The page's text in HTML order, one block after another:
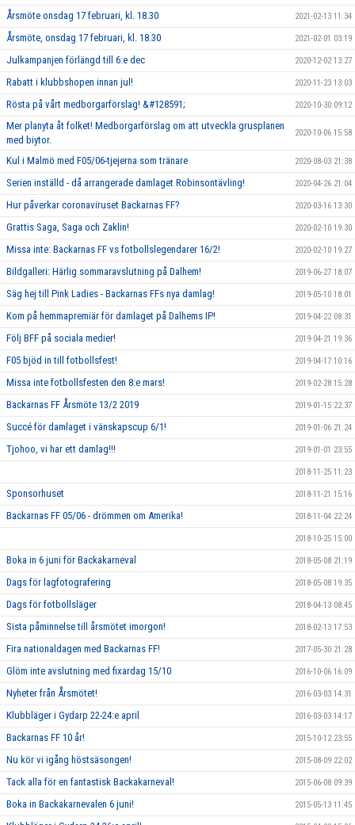
Årsmöte onsdag 17 februari, kl. 18.30 2021-02-13 11:34
Årsmöte, onsdag 17 februari, kl. 18.30 2021-02-01 03:19
Julkampanjen förlängd till 6:e dec 2020-12-02 13:27
Rabatt i klubbshopen innan jul! 2020-11-23 13:03
Rösta på vårt medborgarförslag! &#128591; 2020-10-30 09:12
Mer planyta åt folket! Medborgarförslag om att utveckla grusplanen
med biytor.
2020-10-06 15:58
Kul i Malmö med F05/06-tjejerna som tränare 2020-08-03 21:38
Serien inställd - då arrangerade damlaget Robinsontävling! 2020-04-26 21:04
Hur påverkar coronaviruset Backarnas FF? 2020-03-16 13:30
Grattis Saga, Saga och Zaklin! 2020-02-10 19:30
Missa inte: Backarnas FF vs fotbollslegendarer 16/2! 2020-02-10 19:27
Bildgalleri: Härlig sommaravslutning på Dalhem! 2019-06-27 18:07
Säg hej till Pink Ladies - Backarnas FFs nya damlag! 2019-05-10 18:01
Kom på hemmapremiär för damlaget på Dalhems IP! 2019-04-22 08:31
Följ BFF på sociala medier! 2019-04-21 19:36
F05 bjöd in till fotbollsfest! 2019-04-17 10:16
Missa inte fotbollsfesten den 8:e mars! 2019-02-28 15:28
Backarnas FF Årsmöte 13/2 2019 2019-01-15 22:37
Succé för damlaget i vänskapscup 6/1! 2019-01-06 21:24
Tjohoo, vi har ett damlag!!! 2019-01-01 23:55
2018-11-25 11:23
Sponsorhuset 2018-11-21 15:16
Backarnas FF 05/06 - drömmen om Amerika! 2018-11-04 22:24
2018-10-25 15:00
Boka in 6 juni för Backakarneval 2018-05-08 21:19
Dags för lagfotografering 2018-05-08 19:35
Dags för fotbollsläger 2018-04-13 08:45
Sista påminnelse till årsmötet imorgon! 2018-02-13 17:53
Fira nationaldagen med Backarnas FF! 2017-05-30 21:28
Glöm inte avslutning med fixardag 15/10 2016-10-06 16:09
Nyheter från Årsmötet! 2016-03-03 14:31
Klubbläger i Gydarp 22-24:e april 2016-03-03 14:17
Backarnas FF 10 år! 2015-10-12 23:55
Nu kör vi igång höstsäsongen! 2015-08-09 22:02
Tack alla för en fantastisk Backakarneval! 2015-06-08 09:39
Boka in Backakarnevalen 6 juni! 2015-05-13 11:45